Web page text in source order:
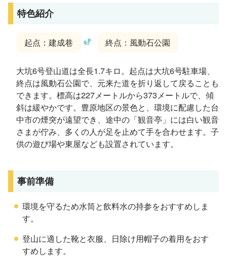
特色紹介
起点：建成巷 終点：風動石公園
大坑6号登山道は全長1.7キロ。起点は大坑6号駐車場、
終点は風動石公園で、元来た道を折り返して戻ることも
できます。標高は227メートルから373メートルで、傾
斜は緩やかです。豊原地区の景色と、環境に配慮した台
中市の煙突が遠望でき、途中の「観音亭」には白い観音
さまが佇み、多くの人が足を止めて手を合わせます。子
供の遊び場や東屋なども設置されています。
事前準備
環境を守るため水筒と飲料水の持参をおすすめしま
す。
登山に適した靴と衣服、日除け用帽子の着用をおす
すめします。